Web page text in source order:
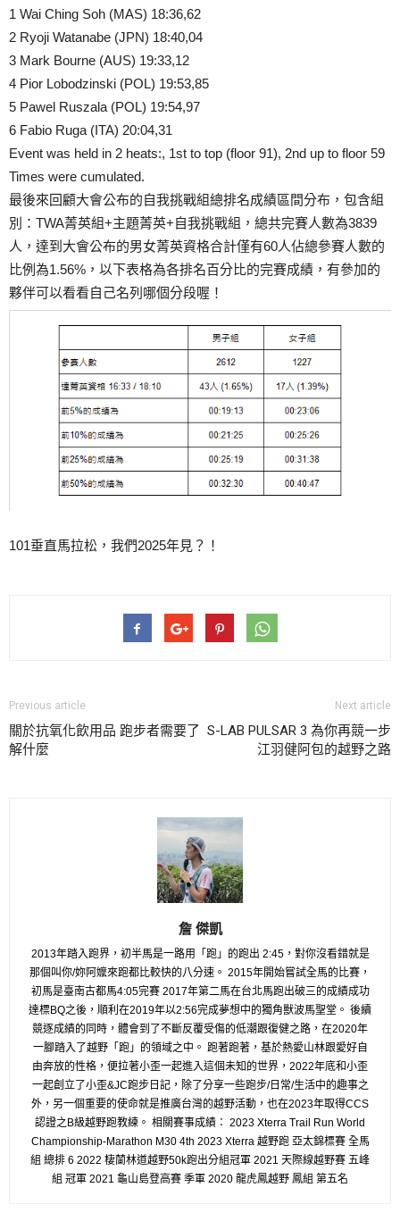
1 Wai Ching Soh (MAS) 18:36,62
2 Ryoji Watanabe (JPN) 18:40,04
3 Mark Bourne (AUS) 19:33,12
4 Pior Lobodzinski (POL) 19:53,85
5 Pawel Ruszala (POL) 19:54,97
6 Fabio Ruga (ITA) 20:04,31
Event was held in 2 heats:, 1st to top (floor 91), 2nd up to floor 59
Times were cumulated.
最後來回顧大會公布的自我挑戰組總排名成績區間分布，包含組
別：TWA菁英組+主題菁英+自我挑戰組，總共完賽人數為3839
人，達到大會公布的男女菁英資格合計僅有60人佔總參賽人數的
比例為1.56%，以下表格為各排名百分比的完賽成績，有參加的
夥伴可以看看自己名列哪個分段喔！
101垂直馬拉松，我們2025年見？！
Previous article
關於抗氧化飲用品 跑步者需要了
解什麼
Next article
S-LAB PULSAR 3 為你再競一步
江羽健阿包的越野之路
詹 傑凱
2013年踏入跑界，初半馬是一路用「跑」的跑出 2:45，對你沒看錯就是
那個叫你/妳阿嬤來跑都比較快的八分速。 2015年開始嘗試全馬的比賽，
初馬是臺南古都馬4:05完賽 2017年第二馬在台北馬跑出破三的成績成功
達標BQ之後，順利在2019年以2:56完成夢想中的獨角獸波馬聖堂。 後續
競逐成績的同時，體會到了不斷反覆受傷的低潮跟復健之路，在2020年
一腳踏入了越野「跑」的領域之中。 跑著跑著，基於熱愛山林跟愛好自
由奔放的性格，便拉著小歪一起進入這個未知的世界，2022年底和小歪
一起創立了小歪&JC跑步日記，除了分享一些跑步/日常/生活中的趣事之
外，另一個重要的使命就是推廣台灣的越野活動，也在2023年取得CCS
認證之B級越野跑教練。 相關賽事成績： 2023 Xterra Trail Run World
Championship-Marathon M30 4th 2023 Xterra 越野跑 亞太錦標賽 全馬
組 總排 6 2022 棲蘭林道越野50k跑出分組冠軍 2021 天際線越野賽 五峰
組 冠軍 2021 龜山島登高賽 季軍 2020 龍虎鳳越野 鳳組 第五名